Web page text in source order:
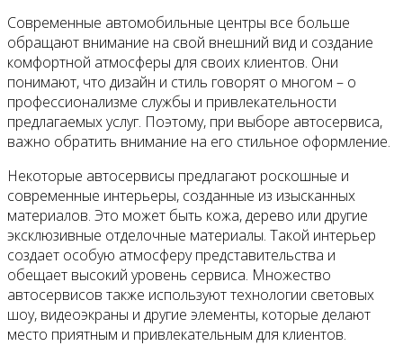
Современные автомобильные центры все больше
обращают внимание на свой внешний вид и создание
комфортной атмосферы для своих клиентов. Они
понимают, что дизайн и стиль говорят о многом – о
профессионализме службы и привлекательности
предлагаемых услуг. Поэтому, при выборе автосервиса,
важно обратить внимание на его стильное оформление.
Некоторые автосервисы предлагают роскошные и
современные интерьеры, созданные из изысканных
материалов. Это может быть кожа, дерево или другие
эксклюзивные отделочные материалы. Такой интерьер
создает особую атмосферу представительства и
обещает высокий уровень сервиса. Множество
автосервисов также используют технологии световых
шоу, видеоэкраны и другие элементы, которые делают
место приятным и привлекательным для клиентов.